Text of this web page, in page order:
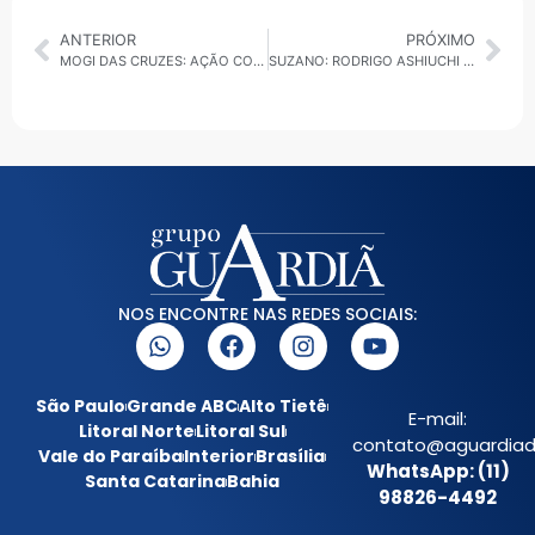
ANTERIOR
MOGI DAS CRUZES: AÇÃO CONJUNTA FISCALIZA ESTABELECIMENTOS DE FERRO VELHO E SUCATA
PRÓXIMO
SUZANO: RODRIGO ASHIUCHI CONSOLIDA PROTAGONISMO REGIONAL E AMPLIA ATUAÇÃO EM SÃO PAULO
NOS ENCONTRE NAS REDES SOCIAIS:
São PauloGrande ABCAlto Tietê
Litoral NorteLitoral Sul
Vale do ParaíbaInteriorBrasília
Santa CatarinaBahia
E-mail:
WhatsApp: (11)
98826-4492